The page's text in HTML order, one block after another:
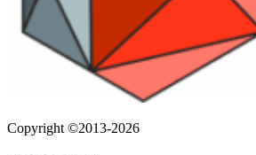
Copyright ©2013-2026